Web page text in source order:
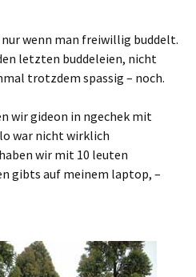
wenn man freiwillig buddelt.
letzten buddeleien, nicht
trotzdem spassig – noch.
wir gideon in ngechek mit
war nicht wirklich
wir mit 10 leuten
gibts auf meinem laptop, –